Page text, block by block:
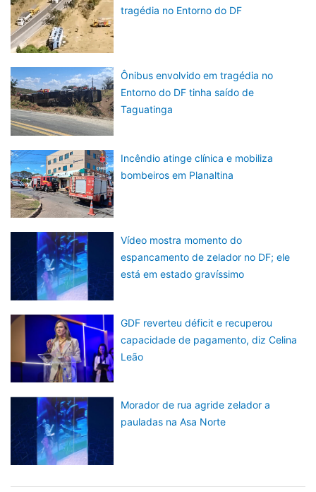
tragédia no Entorno do DF
Ônibus envolvido em tragédia no
Entorno do DF tinha saído de
Taguatinga
Incêndio atinge clínica e mobiliza
bombeiros em Planaltina
Vídeo mostra momento do
espancamento de zelador no DF; ele
está em estado gravíssimo
GDF reverteu déficit e recuperou
capacidade de pagamento, diz Celina
Leão
Morador de rua agride zelador a
pauladas na Asa Norte